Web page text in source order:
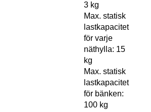
3 kg
Max. statisk
lastkapacitet
för varje
näthylla: 15
kg
Max. statisk
lastkapacitet
för bänken:
100 kg